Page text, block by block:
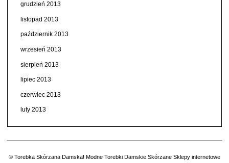
grudzień 2013
listopad 2013
październik 2013
wrzesień 2013
sierpień 2013
lipiec 2013
czerwiec 2013
luty 2013
© Torebka Skórzana Damska! Modne Torebki Damskie Skórzane Sklepy internetowe